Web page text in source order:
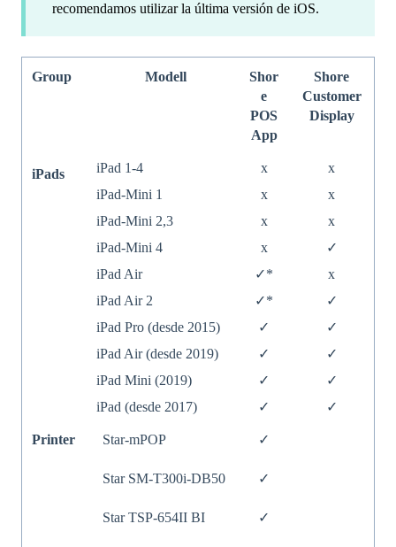
recomendamos utilizar la última versión de iOS.
Group Modell
Shor
e
POS
App
Shore
Customer
Display
iPads iPad 1-4 x
x
iPad-Mini 1
x
x
iPad-Mini 2,3
x
x
iPad-Mini 4
x
✓
iPad Air
✓*
x
iPad Air 2
✓*
✓
iPad Pro (desde 2015)
✓
✓
iPad Air (desde 2019)
✓
✓
iPad Mini (2019)
✓
✓
iPad (desde 2017)
✓ ✓
Printer Star-mPOP ✓
Star SM-T300i-DB50 ✓
Star TSP-654II BI ✓